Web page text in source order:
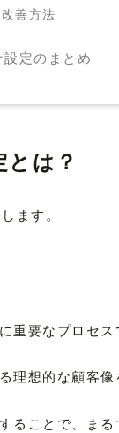
善方法
定のまとめ
は？
ます。
重要なプロセス
想的な顧客像
ることで、ま